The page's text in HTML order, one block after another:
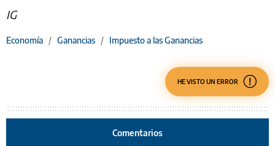
IG
Economía / Ganancias / Impuesto a las Ganancias
HE VISTO UN ERROR
Comentarios